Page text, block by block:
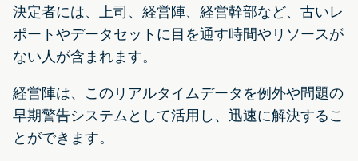
決定者には、上司、経営陣、経営幹部など、古いレ
ポートやデータセットに目を通す時間やリソースが
ない人が含まれます。
経営陣は、このリアルタイムデータを例外や問題の
早期警告システムとして活用し、迅速に解決するこ
とができます。